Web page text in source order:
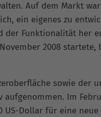
Auf dem Markt
ein eigenes zu
der Funktionalität her
2008 startete,
sowie der
Im
Dollar für eine neue